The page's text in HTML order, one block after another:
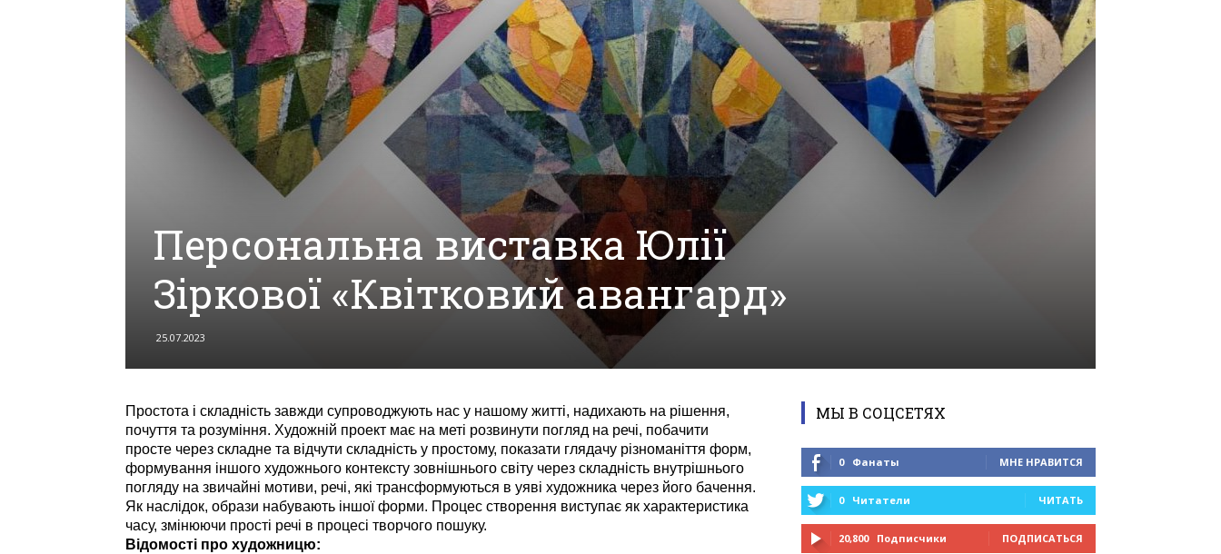
Персональна виставка Юлії
Зіркової «Квітковий авангард»
25.07.2023
Простота і складність завжди супроводжують нас у нашому житті, надихають на рішення,
почуття та розуміння. Художній проект має на меті розвинути погляд на речі, побачити
просте через складне та відчути складність у простому, показати глядачу різноманіття форм,
формування іншого художнього контексту зовнішнього світу через складність внутрішнього
погляду на звичайні мотиви, речі, які трансформуються в уяві художника через його бачення.
Як наслідок, образи набувають іншої форми. Процес створення виступає як характеристика
часу, змінюючи прості речі в процесі творчого пошуку.
Відомості про художницю:
МЫ В СОЦСЕТЯХ
0 Фанаты МНЕ НРАВИТСЯ
0 Читатели ЧИТАТЬ
20,800 Подписчики ПОДПИСАТЬСЯ